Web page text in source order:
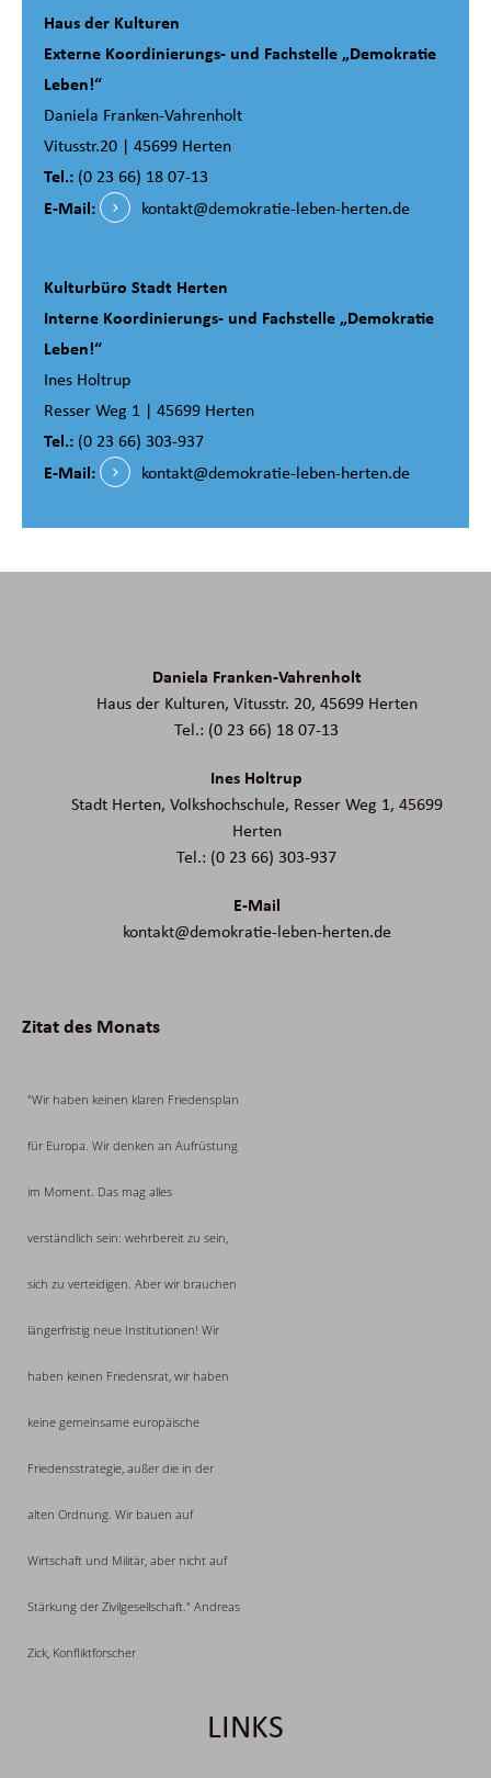
Haus der Kulturen
Externe Koordinierungs- und Fachstelle „Demokratie
Leben!“
Daniela Franken-Vahrenholt
Vitusstr.20 | 45699 Herten
Tel.: (0 23 66) 18 07-13
E-Mail:
kontakt@demokratie-leben-herten.de
Kulturbüro Stadt Herten
Interne Koordinierungs- und Fachstelle „Demokratie
Leben!“
Ines Holtrup
Resser Weg 1 | 45699 Herten
Tel.: (0 23 66) 303-937
E-Mail:
kontakt@demokratie-leben-herten.de
Daniela Franken-Vahrenholt
Haus der Kulturen, Vitusstr. 20, 45699 Herten
Tel.: (0 23 66) 18 07-13
Ines Holtrup
Stadt Herten, Volkshochschule, Resser Weg 1, 45699
Herten
Tel.: (0 23 66) 303-937
E-Mail
kontakt@demokratie-leben-herten.de
Zitat des Monats
"Wir haben keinen klaren Friedensplan
für Europa. Wir denken an Aufrüstung
im Moment. Das mag alles
verständlich sein: wehrbereit zu sein,
sich zu verteidigen. Aber wir brauchen
längerfristig neue Institutionen! Wir
haben keinen Friedensrat, wir haben
keine gemeinsame europäische
Friedensstrategie, außer die in der
alten Ordnung. Wir bauen auf
Wirtschaft und Militär, aber nicht auf
Stärkung der Zivilgesellschaft." Andreas
Zick, Konfliktforscher